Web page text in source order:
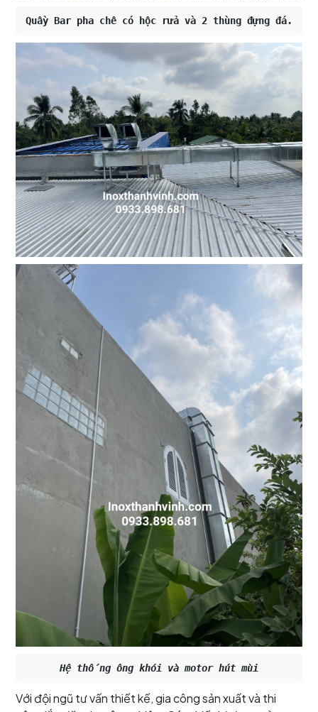
Quầy Bar pha chê có hộc rửa và 2 thùng đựng đá.
Hệ thống ông khói và motor hút mùi
Với đội ngũ tư vấn thiết kế, gia công sản xuất và thi